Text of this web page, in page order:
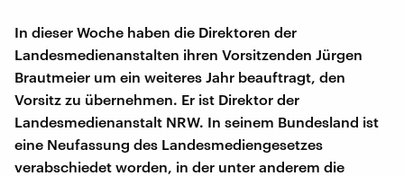
In dieser Woche haben die Direktoren der
Landesmedienanstalten ihren Vorsitzenden Jürgen
Brautmeier um ein weiteres Jahr beauftragt, den
Vorsitz zu übernehmen. Er ist Direktor der
Landesmedienanstalt NRW. In seinem Bundesland ist
eine Neufassung des Landesmediengesetzes
verabschiedet worden, in der unter anderem die